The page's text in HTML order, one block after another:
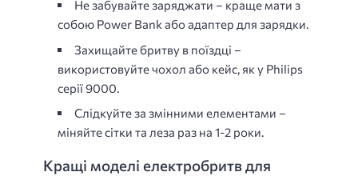
Не забувайте заряджати – краще мати з
собою Power Bank або адаптер для зарядки.
Захищайте бритву в поїздці –
використовуйте чохол або кейс, як у Philips
серії 9000.
Слідкуйте за змінними елементами –
міняйте сітки та леза раз на 1-2 роки.
Кращі моделі електробритв для